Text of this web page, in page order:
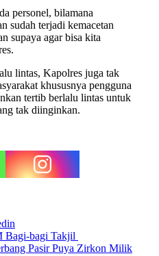
personel, bilamana
sudah terjadi kemacetan
supaya agar bisa kita
lintas, Kapolres juga tak
khususnya pengguna
tertib berlalu lintas untuk
tak diinginkan.
Bagi-bagi Takjil
Pasir Puya Zirkon Milik